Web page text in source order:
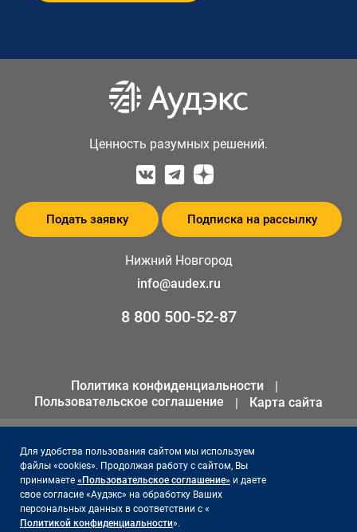
Ценность разумных решений.
Подать заявку Подписка на рассылку
Нижний Новгород
info@audex.ru
8 800 500-52-87
Политика конфиденциальности
Пользовательское соглашение
Карта сайта
ИНН 1655301258
ОГРН 1141690066561
Сайт поддерживает и продвигает -
Для удобства пользования сайтом мы используем
файлы «cookies». Продолжая работу с сайтом, Вы
принимаете «Пользовательское соглашение» и даете
свое согласие «Аудэкс» на обработку Ваших
персональных данных в соответствии с «
Политикой конфиденциальности».